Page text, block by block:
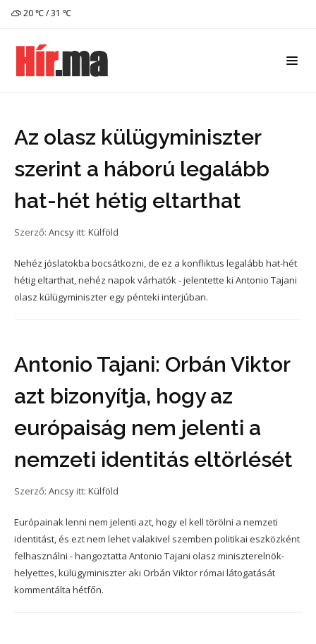
20 ℃ / 31 ℃
Az olasz külügyminiszter
szerint a háború legalább
hat-hét hétig eltarthat
Szerző: Ancsy itt: Külföld
Nehéz jóslatokba bocsátkozni, de ez a konfliktus legalább hat-hét
hétig eltarthat, nehéz napok várhatók - jelentette ki Antonio Tajani
olasz külügyminiszter egy pénteki interjúban.
Antonio Tajani: Orbán Viktor
azt bizonyítja, hogy az
európaiság nem jelenti a
nemzeti identitás eltörlését
Szerző: Ancsy itt: Külföld
Európainak lenni nem jelenti azt, hogy el kell törölni a nemzeti
identitást, és ezt nem lehet valakivel szemben politikai eszközként
felhasználni - hangoztatta Antonio Tajani olasz miniszterelnök-
helyettes, külügyminiszter aki Orbán Viktor római látogatását
kommentálta hétfőn.